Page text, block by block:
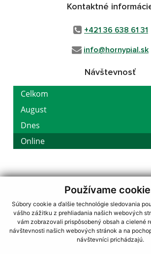
Používame
Súbory cookie a ďalšie technológie sledovania
vášho zážitku z prehliadania našich webových
vám zobrazovali prispôsobený obsah a cielené
návštevnosti našich webových stránok a na
návštevníci prichádzajú.
Kontaktné
+421 36 638 61 31
info@hornypial.sk
Návštevnosť
využite možnosť získavania aktuálnych
CMS systém (redakčný) systém ECHELON 2,
webhosting, webex.digital, s.r.o.,domény,
spoločnosť webex.digital, s.r.o.,technický
Posledná aktualizácia: